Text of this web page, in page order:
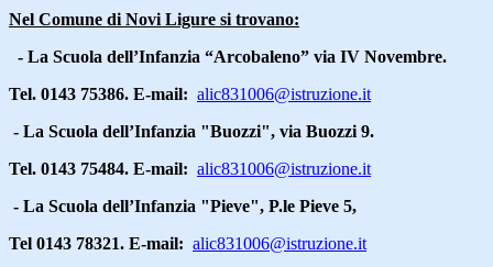
Nel Comune di Novi Ligure si trovano:
- La Scuola dell’Infanzia “Arcobaleno” via IV Novembre.
Tel. 0143 75386. E-mail: alic831006@istruzione.it
- La Scuola dell’Infanzia "Buozzi", via Buozzi 9.
Tel. 0143 75484. E-mail: alic831006@istruzione.it
- La Scuola dell’Infanzia "Pieve", P.le Pieve 5,
Tel 0143 78321. E-mail: alic831006@istruzione.it